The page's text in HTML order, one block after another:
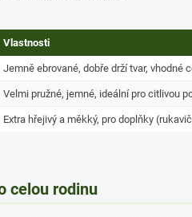
Vlastnosti
Jemně ebrované, dobře drží tvar, vhodné
Velmi pružné, jemné, ideální pro citlivou
Extra hřejivý a měkký, pro doplňky
celou rodinu